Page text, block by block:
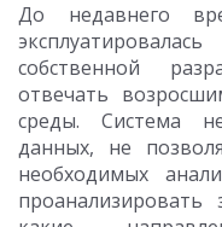
До недавнего
собственной
отвечать
среды. Система
данных, не
необходимых